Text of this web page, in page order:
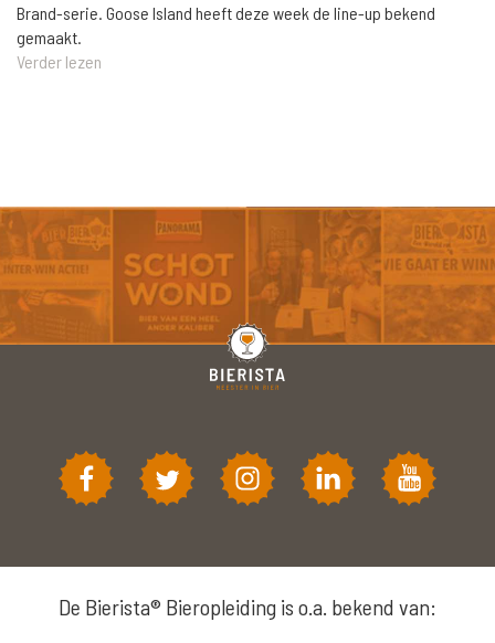
Brand-serie. Goose Island heeft deze week de line-up bekend
gemaakt.
Verder lezen
De Bierista® Bieropleiding is o.a. bekend van: